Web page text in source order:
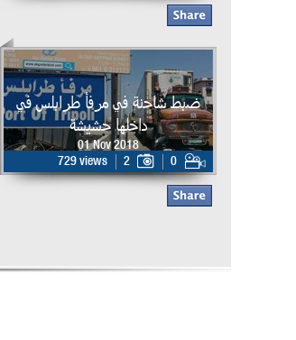
ضبط شاحنة في مرفأ طرابلس في
داخلها حشيشة
01 Nov 2018
729 views
2 0